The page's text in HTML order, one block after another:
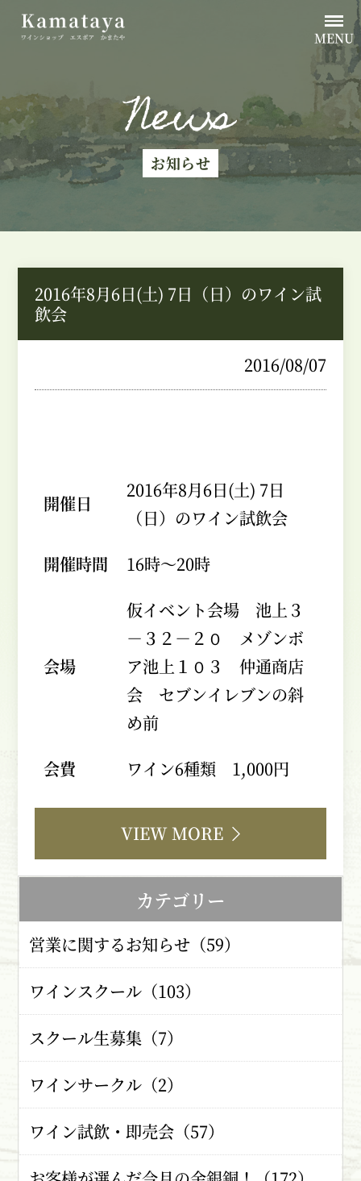
MENU
News
お知らせ
2016年8月6日(土) 7日（日）のワイン試
飲会
2016/08/07
開催日
2016年8月6日(土) 7日
（日）のワイン試飲会
開催時間
16時～20時
会場
仮イベント会場 池上３
－３２－２０ メゾンボ
ア池上１０３ 仲通商店
会 セブンイレブンの斜
め前
会費
ワイン6種類 1,000円
VIEW MORE
カテゴリー
営業に関するお知らせ（59）
ワインスクール（103）
スクール生募集（7）
ワインサークル（2）
ワイン試飲・即売会（57）